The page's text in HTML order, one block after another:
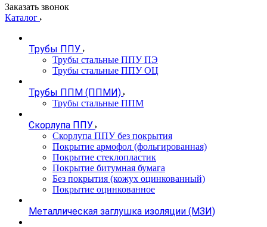
Заказать звонок
Каталог
Трубы ППУ
Трубы стальные ППУ ПЭ
Трубы стальные ППУ ОЦ
Трубы ППМ (ППМИ)
Трубы стальные ППМ
Скорлупа ППУ
Скорлупа ППУ без покрытия
Покрытие армофол (фольгированная)
Покрытие стеклопластик
Покрытие битумная бумага
Без покрытия (кожух оцинкованный)
Покрытие оцинкованное
Металлическая заглушка изоляции (МЗИ)